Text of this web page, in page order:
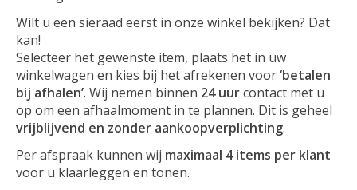
Wilt u een sieraad eerst in onze winkel bekijken? Dat
kan!
Selecteer het gewenste item, plaats het in uw
winkelwagen en kies bij het afrekenen voor‘betalen
bij afhalen’. Wij nemen binnen 24 uurcontact met u
op om een afhaalmoment in te plannen. Dit is geheel
vrijblijvend en zonder aankoopverplichting.
Per afspraak kunnen wij maximaal 4 items per klant
voor u klaarleggen en tonen.